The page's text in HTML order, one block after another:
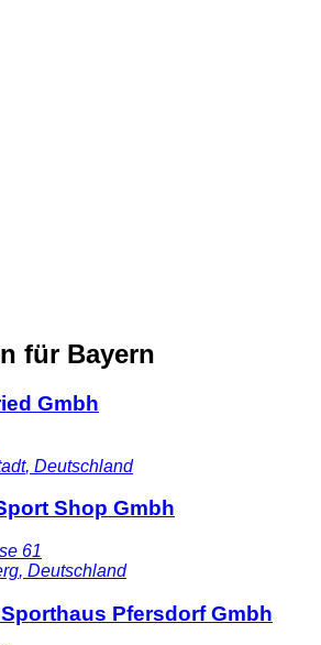
für Bayern
Gmbh
, Deutschland
Shop Gmbh
61
, Deutschland
Pfersdorf Gmbh